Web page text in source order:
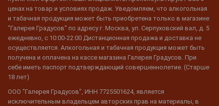
ценах на товар и условиях продаж. Уведомляем, что алкогольная
и табачная продукция может быть приобретена только в магазине
"Галерея Градусов" по адресу г. Москва, ул. Серпуховский вал, д. 5
ежедневно, с 10:00-22:00 Дистанционная продажа и доставка не
осуществляется. Алкогольная и табачная продукция может быть
получена и оплачена на кассе магазина Галерея Градусов. При
себе иметь паспорт подтверждающий совершеннолетие. (Старше
18 лет)
ООО "Галерея Градусов", ИНН 7725501624, является
исключительным владельцем авторских прав на материалы, в